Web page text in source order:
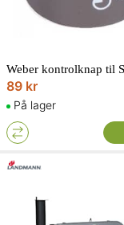
89 kr
På lager